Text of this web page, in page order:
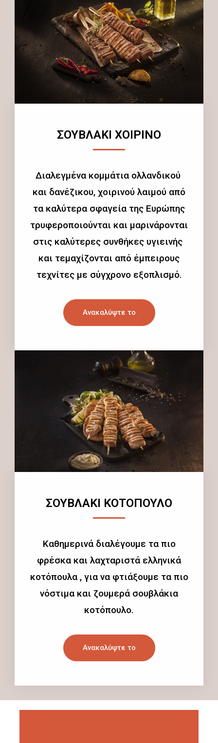
ΣΟΥΒΛΑΚΙ ΧΟΙΡΙΝΟ
Διαλεγμένα κομμάτια ολλανδικού
και δανέζικου, χοιρινού λαιμού από
τα καλύτερα σφαγεία της Ευρώπης
τρυφεροποιούνται και μαρινάρονται
στις καλύτερες συνθήκες υγιεινής
και τεμαχίζονται από έμπειρους
τεχνίτες με σύγχρονο εξοπλισμό.
Ανακαλύψτε το
ΣΟΥΒΛΑΚΙ ΚΟΤΟΠΟΥΛΟ
Καθημερινά διαλέγουμε τα πιο
φρέσκα και λαχταριστά ελληνικά
κοτόπουλα , για να φτιάξουμε τα πιο
νόστιμα και ζουμερά σουβλάκια
κοτόπουλο.
Ανακαλύψτε το